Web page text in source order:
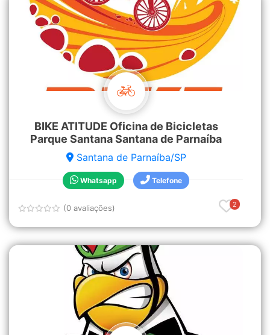
BIKE ATITUDE Oficina de Bicicletas
Parque Santana Santana de Parnaíba
Santana de Parnaíba/SP
Whatsapp Telefone
(0 avaliações) 2